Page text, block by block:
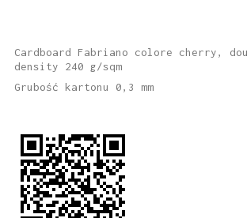
Cardboard Fabriano colore cherry,
density 240 g/sqm
Grubość kartonu 0,3 mm